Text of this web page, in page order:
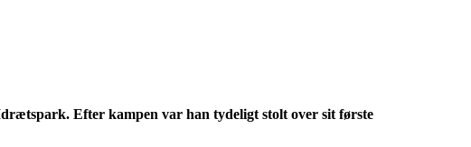
Efter kampen var han tydeligt stolt over sit første